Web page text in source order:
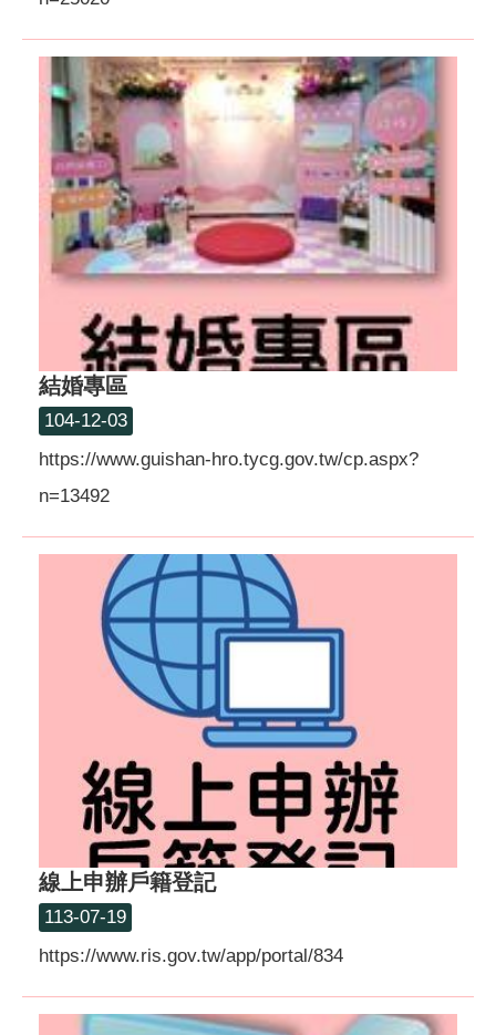
結婚專區
104-12-03
https://www.guishan-hro.tycg.gov.tw/cp.aspx?
n=13492
線上申辦戶籍登記
113-07-19
https://www.ris.gov.tw/app/portal/834